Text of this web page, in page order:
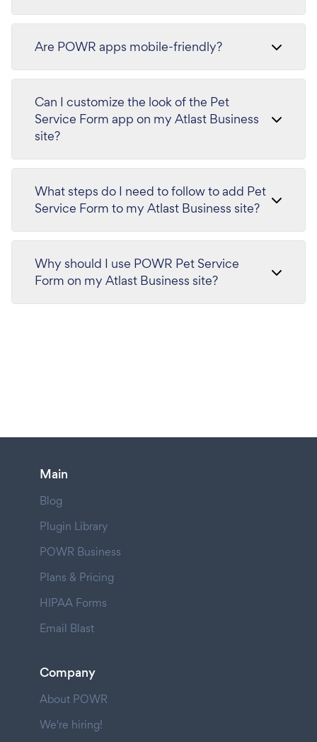
Are POWR apps mobile-friendly?
Can I customize the look of the Pet
Service Form app on my Atlast Business
site?
What steps do I need to follow to add Pet
Service Form to my Atlast Business site?
Why should I use POWR Pet Service
Form on my Atlast Business site?
Main
Blog
Plugin Library
POWR Business
Plans & Pricing
HIPAA Forms
Email Blast
Company
About POWR
We're hiring!